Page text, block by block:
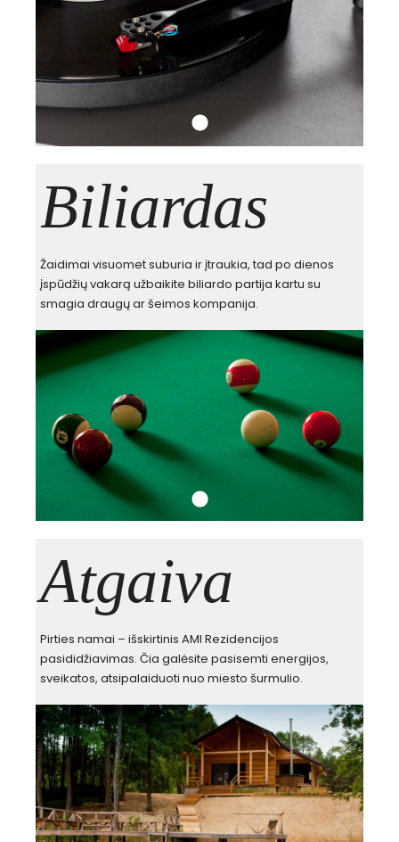
Biliardas
Žaidimai visuomet suburia ir įtraukia, tad po dienos
įspūdžių vakarą užbaikite biliardo partija kartu su
smagia draugų ar šeimos kompanija.
Atgaiva
Pirties namai – išskirtinis AMI Rezidencijos
pasididžiavimas. Čia galėsite pasisemti energijos,
sveikatos, atsipalaiduoti nuo miesto šurmulio.